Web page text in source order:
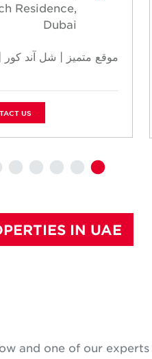
Residence,
Dubai
موقع متميز | شل آند كور
US
IN UAE
and one of our